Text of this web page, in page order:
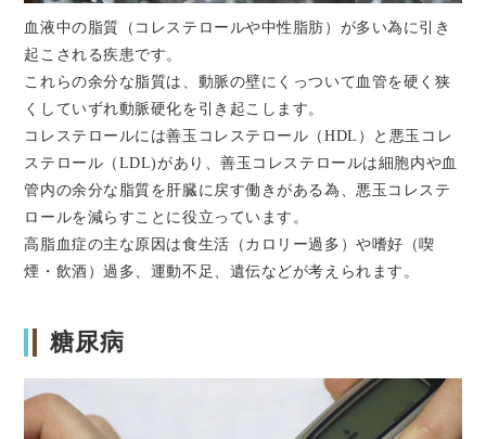
血液中の脂質（コレステロールや中性脂肪）が多い為に引き
起こされる疾患です。
これらの余分な脂質は、動脈の壁にくっついて血管を硬く狭
くしていずれ動脈硬化を引き起こします。
コレステロールには善玉コレステロール（HDL）と悪玉コレ
ステロール（LDL)があり、善玉コレステロールは細胞内や血
管内の余分な脂質を肝臓に戻す働きがある為、悪玉コレステ
ロールを減らすことに役立っています。
高脂血症の主な原因は食生活（カロリー過多）や嗜好（喫
煙・飲酒）過多、運動不足、遺伝などが考えられます。
糖尿病